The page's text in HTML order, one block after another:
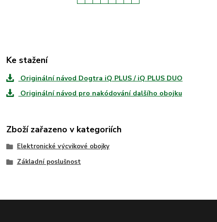
Ke stažení
Originální návod Dogtra iQ PLUS / iQ PLUS DUO
Originální návod pro nakódování dalšího obojku
Zboží zařazeno v kategoriích
Elektronické výcvikové obojky
Základní poslušnost